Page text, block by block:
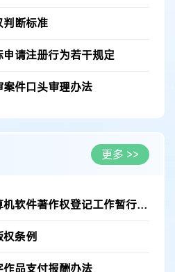
判断标准
申请注册行为若干规定
案件口头审理办法
更多 >>
软件著作权登记工作暂行办法
权条例
作品支付报酬办法